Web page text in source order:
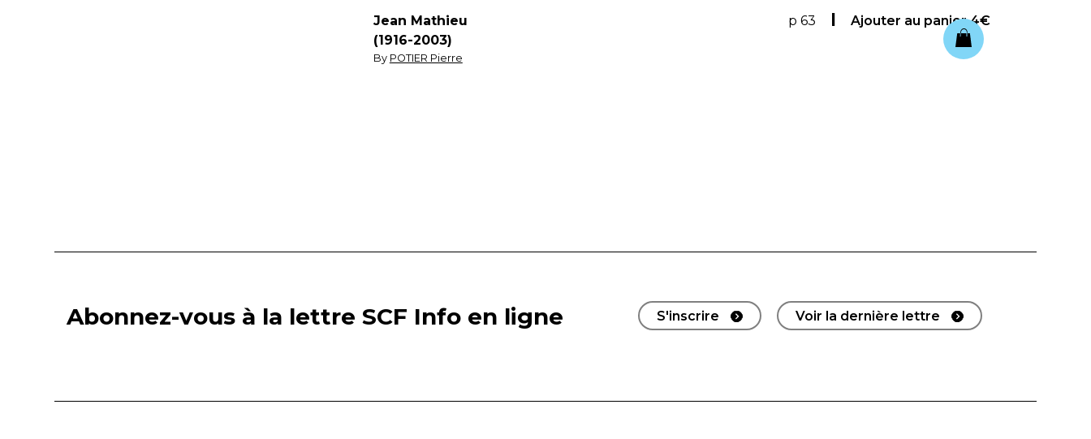
Jean Mathieu
(1916-2003)
By POTIER Pierre
p 63 Ajouter au panier4€
Abonnez-vous à la lettre SCF Info en ligne S'inscrire Voir la dernière lettre